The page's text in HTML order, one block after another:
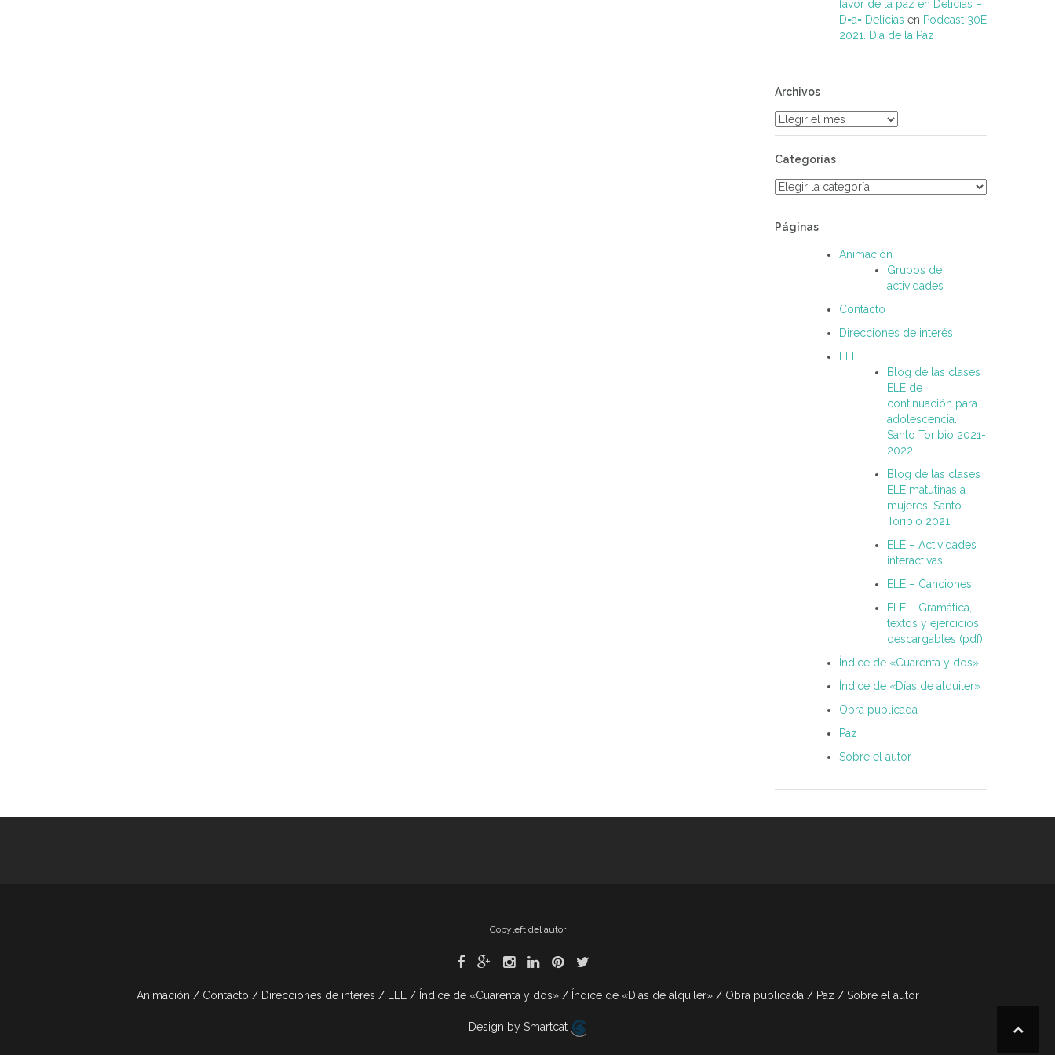
favor de la paz en Delicias –
D=a= Delicias en Podcast 30E
2021. Día de la Paz
Archivos
Archivos
Categorías
Categorías
Páginas
Animación
Grupos de
actividades
Contacto
Direcciones de interés
ELE
Blog de las clases
ELE de
continuación para
adolescencia.
Santo Toribio 2021-
2022
Blog de las clases
ELE matutinas a
mujeres, Santo
Toribio 2021
ELE – Actividades
interactivas
ELE – Canciones
ELE – Gramática,
textos y ejercicios
descargables (pdf)
Índice de «Cuarenta y dos»
Índice de «Días de alquiler»
Obra publicada
Paz
Sobre el autor
Copyleft del autor
Animación Contacto Direcciones de interés ELE Índice de «Cuarenta y dos» Índice de «Días de alquiler» Obra publicada Paz Sobre el autor
Design by Smartcat